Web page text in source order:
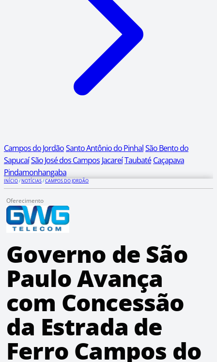
Campos do JordãoSanto Antônio do PinhalSão Bento do
SapucaíSão José dos Campos JacareíTaubaté Caçapava
Pindamonhangaba
INÍCIO/NOTÍCIAS/CAMPOS DO JORDÃO
Oferecimento
Governo de São
Paulo Avança
com Concessão
da Estrada de
Ferro Campos do